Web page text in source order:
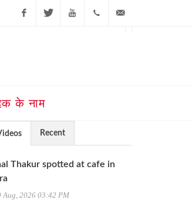
के नाम
Recent
Thakur spotted at cafe in
Aug, 2026 03:42 PM